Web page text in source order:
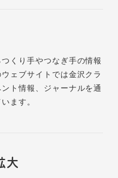
くり手やつなぎ手の情報
ェブサイトでは金沢クラ
ト情報、ジャーナルを通
ます。
大